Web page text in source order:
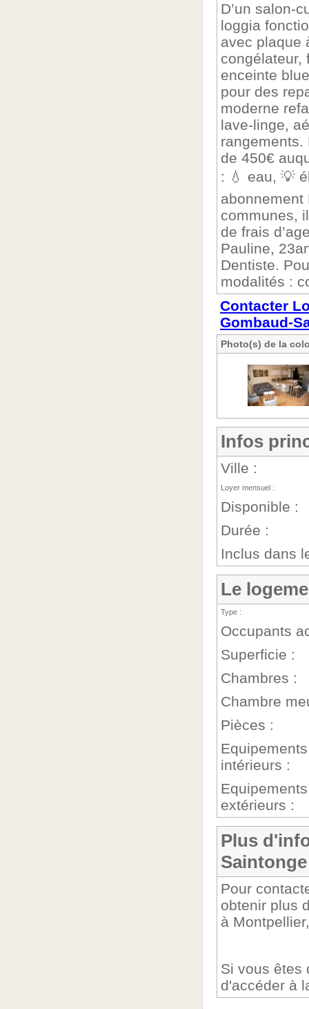
D’un salon-
loggia
avec plaque
congélateur,
enceinte
pour des
moderne
lave-linge,
rangements.
de 450€
: 💧 eau, 💡
abonnement
communes,
de frais
Pauline,
Dentiste.
modalités :
Contacter
Gombaud-
Photo(s) de la
Infos
Ville :
Loyer mensuel :
Disponible :
Durée :
Inclus dans
Le
Type :
Occupants
Superficie :
Chambres :
Chambre
Pièces :
Equipements
intérieurs :
Equipements
extérieurs :
Plus
Saintonge
Pour
obtenir plus
à
Si vous êtes
d'accéder à